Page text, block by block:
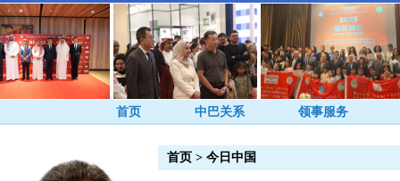
首页 中巴关系 领事服务
首页 > 今日中国